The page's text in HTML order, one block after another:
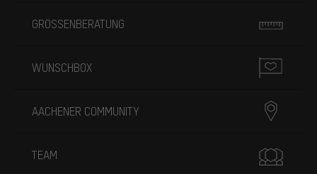
GRÖSSENBERATUNG
WUNSCHBOX
AACHENER COMMUNITY
TEAM